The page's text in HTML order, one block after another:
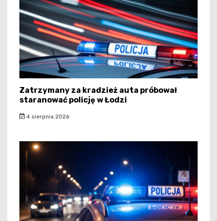
Zatrzymany za kradzież auta próbował
staranować policję w Łodzi
4 sierpnia 2026